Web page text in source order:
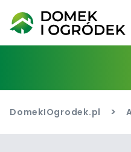
DomekIOgrodek.pl >